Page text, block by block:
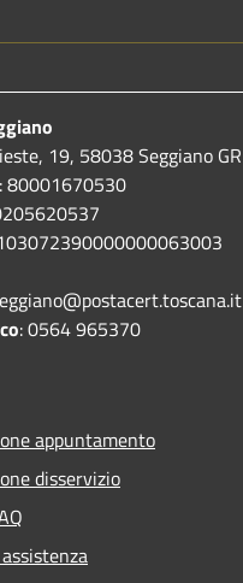
19, 58038 Seggiano GR
: 80001670530
: 0564 965370
appuntamento
disservizio